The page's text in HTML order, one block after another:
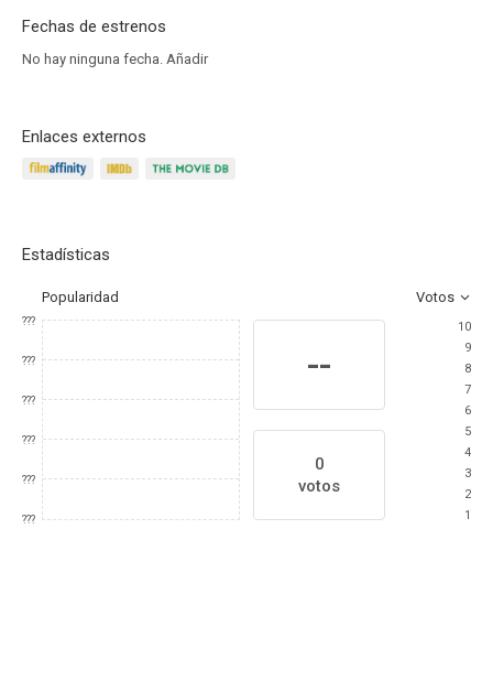
Fechas de estrenos
No hay ninguna fecha. Añadir
Enlaces externos
Estadísticas
Popularidad Votos
???
???
???
???
???
???
--
0
votos
10
9
8
7
6
5
4
3
2
1